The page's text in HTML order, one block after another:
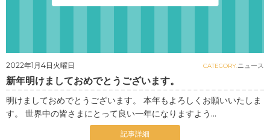
2022年1月4日火曜日 CATEGORY. ニュース
新年明けましておめでとうございます。
明けましておめでとうございます。 本年もよろしくお願いいたしま
す。 世界中の皆さまにとって良い一年になりますよう...
記事詳細